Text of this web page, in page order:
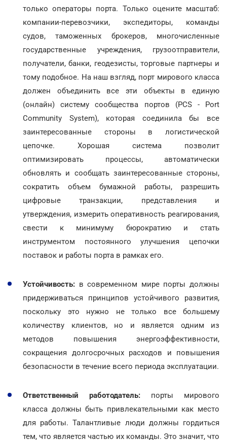
только операторы порта. Только оцените масштаб:
компании-перевозчики, экспедиторы, команды
судов, таможенных брокеров, многочисленные
государственные учреждения, грузоотправители,
получатели, банки, геодезисты, торговые партнеры и
тому подобное. На наш взгляд, порт мирового класса
должен объединить все эти объекты в единую
(онлайн) систему сообщества портов (PCS - Port
Community System), которая соединила бы все
заинтересованные стороны в логистической
цепочке. Хорошая система позволит
оптимизировать процессы, автоматически
обновлять и сообщать заинтересованные стороны,
сократить объем бумажной работы, разрешить
цифровые транзакции, представления и
утверждения, измерить оперативность реагирования,
свести к минимуму бюрократию и стать
инструментом постоянного улучшения цепочки
поставок и работы порта в рамках его.
Устойчивость: в современном мире порты должны
придерживаться принципов устойчивого развития,
поскольку это нужно не только все большему
количеству клиентов, но и является одним из
методов повышения энергоэффективности,
сокращения долгосрочных расходов и повышения
безопасности в течение всего периода эксплуатации.
Ответственный работодатель: порты мирового
класса должны быть привлекательными как место
для работы. Талантливые люди должны гордиться
тем, что является частью их команды. Это значит, что